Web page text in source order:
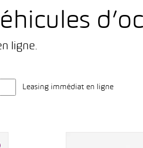
ligne.
Leasing immédiat en ligne